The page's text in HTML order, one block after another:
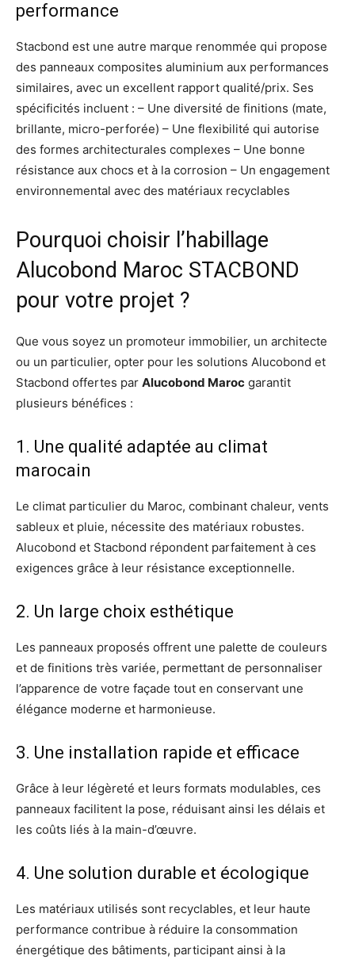
performance
Stacbond est une autre marque renommée qui propose
des panneaux composites aluminium aux performances
similaires, avec un excellent rapport qualité/prix. Ses
spécificités incluent : – Une diversité de finitions (mate,
brillante, micro-perforée) – Une flexibilité qui autorise
des formes architecturales complexes – Une bonne
résistance aux chocs et à la corrosion – Un engagement
environnemental avec des matériaux recyclables
Pourquoi choisir l’habillage
Alucobond Maroc STACBOND
pour votre projet ?
Que vous soyez un promoteur immobilier, un architecte
ou un particulier, opter pour les solutions Alucobond et
Stacbond offertes par Alucobond Maroc garantit
plusieurs bénéfices :
1. Une qualité adaptée au climat
marocain
Le climat particulier du Maroc, combinant chaleur, vents
sableux et pluie, nécessite des matériaux robustes.
Alucobond et Stacbond répondent parfaitement à ces
exigences grâce à leur résistance exceptionnelle.
2. Un large choix esthétique
Les panneaux proposés offrent une palette de couleurs
et de finitions très variée, permettant de personnaliser
l’apparence de votre façade tout en conservant une
élégance moderne et harmonieuse.
3. Une installation rapide et efficace
Grâce à leur légèreté et leurs formats modulables, ces
panneaux facilitent la pose, réduisant ainsi les délais et
les coûts liés à la main-d’œuvre.
4. Une solution durable et écologique
Les matériaux utilisés sont recyclables, et leur haute
performance contribue à réduire la consommation
énergétique des bâtiments, participant ainsi à la